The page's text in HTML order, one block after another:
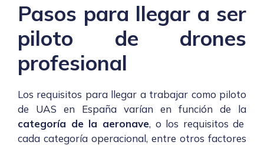
Pasos para llegar a ser
piloto de drones
profesional
Los requisitos para llegar a trabajar como piloto
de UAS en España varían en función de la
categoría de la aeronave, o los requisitos de
cada categoría operacional, entre otros factores